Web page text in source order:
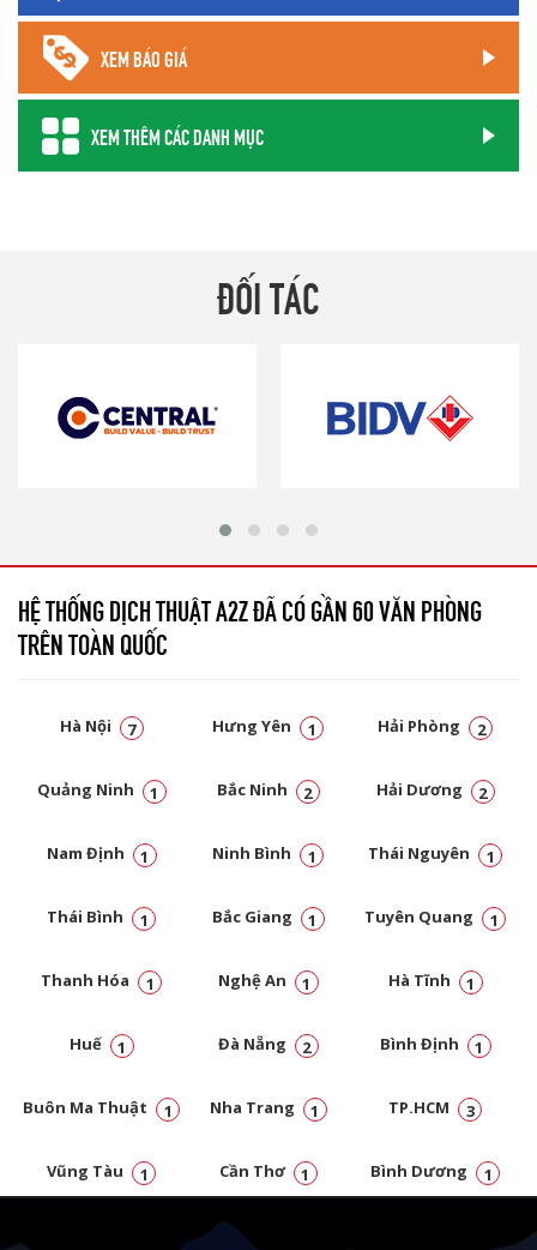
XEM BÁO GIÁ
XEM THÊM CÁC DANH MỤC
ĐỐI TÁC
HỆ THỐNG DỊCH THUẬT A2Z ĐÃ CÓ GẦN 60 VĂN PHÒNG
TRÊN TOÀN QUỐC
Hà Nội 7 Hưng Yên 1 Hải Phòng 2
Quảng Ninh 1 Bắc Ninh 2 Hải Dương 2
Nam Định 1 Ninh Bình 1 Thái Nguyên 1
Thái Bình 1 Bắc Giang 1 Tuyên Quang 1
Thanh Hóa 1 Nghệ An 1 Hà Tĩnh 1
Huế 1 Đà Nẵng 2 Bình Định 1
Buôn Ma Thuật 1 Nha Trang 1 TP.HCM 3
Vũng Tàu 1 Cần Thơ 1 Bình Dương 1